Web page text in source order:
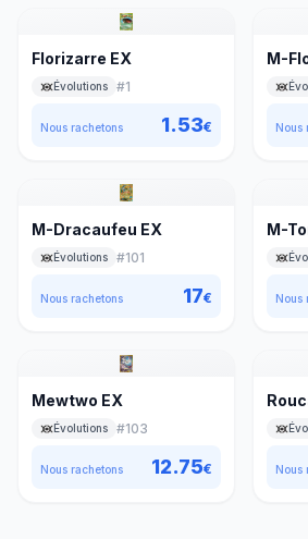
Florizarre EX
Évolutions #1
Nous rachetons 1.53€
M-
Nous
M-Dracaufeu EX
Évolutions #101
Nous rachetons 17€
M-
Nous
Mewtwo EX
Évolutions #103
Nous rachetons 12.75€ Nous